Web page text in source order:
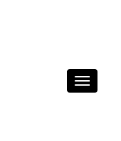
Toggle